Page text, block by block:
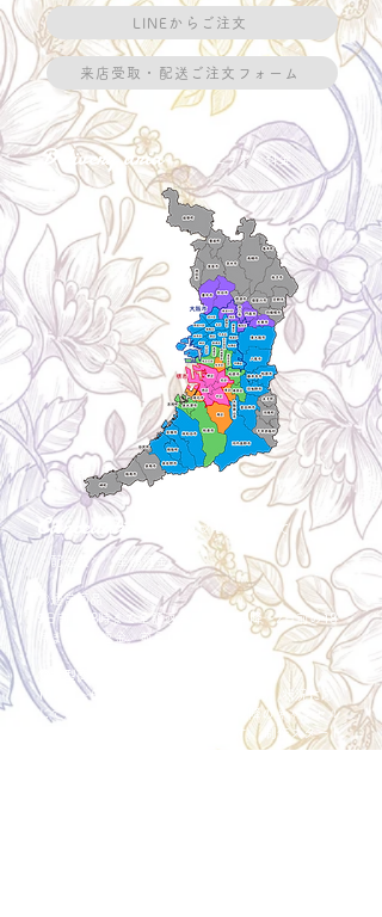
LINEからご注文
来店受取・配送ご注文フォーム
Delivery aria 配送エリア・料金
Cancellation キャンセルについて
＜配送費＞ 全額返金。
​◎通常商品
5日前の18時まで全額返金。4日目以降〜2日前の18
時まで50%返金。前日は返金不可。
◎大型商品・オーダー商品
10日前〜5日前にかけ資材発注をする為、状況に応
じて返金額が変動します。10日前以降のキャンセル
の場合はお電話で頂きたく存じます。 制作スタート